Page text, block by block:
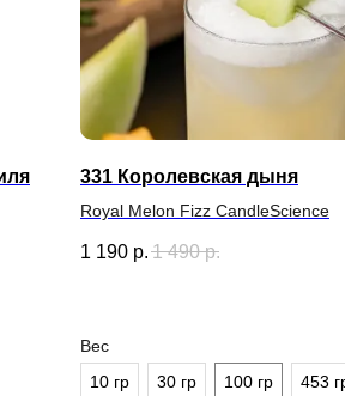
331 Королевская дыня
Royal Melon Fizz CandleScience
1 190 р. 1 490 р.
Вес
10 гр
30 гр 100 гр 453